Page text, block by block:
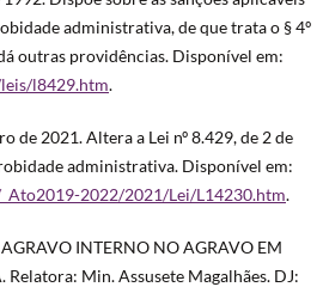
administrativa, de que trata o § 4º
outras providências. Disponível em:
l8429.htm.
de 2021. Altera a Lei nº 8.429, de 2 de
administrativa. Disponível em:
2022/2021/Lei/L14230.htm.
INTERNO NO AGRAVO EM
Relatora: Min. Assusete Magalhães. DJ: